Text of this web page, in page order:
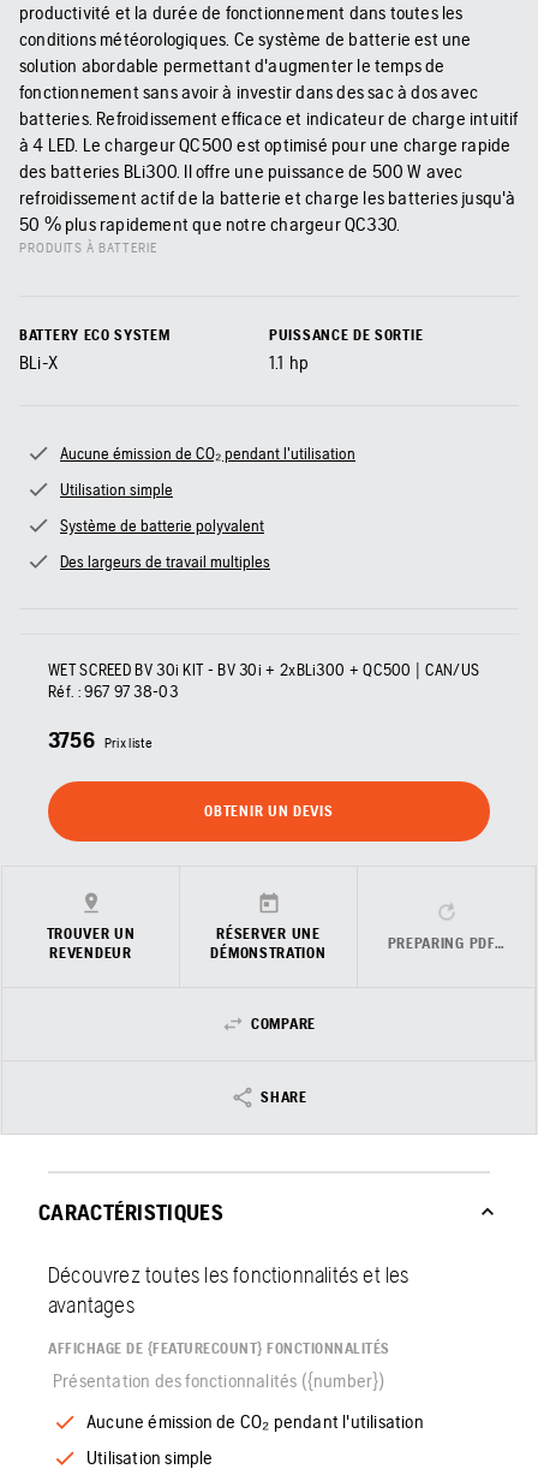
productivité et la durée de fonctionnement dans toutes les
conditions météorologiques. Ce système de batterie est une
solution abordable permettant d'augmenter le temps de
fonctionnement sans avoir à investir dans des sac à dos avec
batteries. Refroidissement efficace et indicateur de charge intuitif
à 4 LED. Le chargeur QC500 est optimisé pour une charge rapide
des batteries BLi300. Il offre une puissance de 500 W avec
refroidissement actif de la batterie et charge les batteries jusqu'à
50 % plus rapidement que notre chargeur QC330.
PRODUITS À BATTERIE
BATTERY ECO SYSTEM
BLi-X
PUISSANCE DE SORTIE
1.1 hp
Aucune émission de CO₂ pendant l'utilisation
Utilisation simple
Système de batterie polyvalent
Des largeurs de travail multiples
WET SCREED BV 30i KIT - BV 30i + 2xBLi300 + QC500 | CAN/US
Réf. : 967 97 38‑03
3756 Prix liste
OBTENIR UN DEVIS
TROUVER UN
REVENDEUR
RÉSERVER UNE
DÉMONSTRATION
PREPARING PDF…
COMPARE
SHARE
CARACTÉRISTIQUES
Découvrez toutes les fonctionnalités et les
avantages
AFFICHAGE DE {FEATURECOUNT} FONCTIONNALITÉS
Présentation des fonctionnalités ({number})
Aucune émission de CO₂ pendant l'utilisation
Utilisation simple